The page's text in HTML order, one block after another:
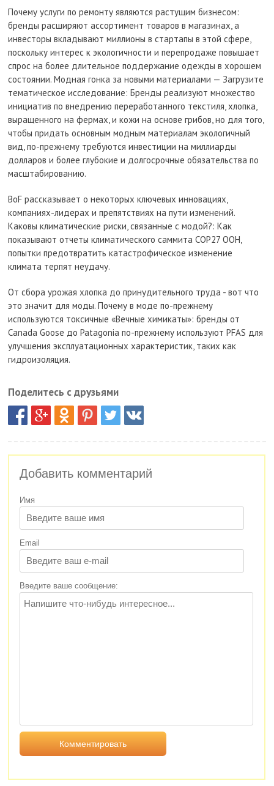
Почему услуги по ремонту являются растущим бизнесом:
бренды расширяют ассортимент товаров в магазинах, а
инвесторы вкладывают миллионы в стартапы в этой сфере,
поскольку интерес к экологичности и перепродаже повышает
спрос на более длительное поддержание одежды в хорошем
состоянии. Модная гонка за новыми материалами — Загрузите
тематическое исследование: Бренды реализуют множество
инициатив по внедрению переработанного текстиля, хлопка,
выращенного на фермах, и кожи на основе грибов, но для того,
чтобы придать основным модным материалам экологичный
вид, по-прежнему требуются инвестиции на миллиарды
долларов и более глубокие и долгосрочные обязательства по
масштабированию.
BoF рассказывает о некоторых ключевых инновациях,
компаниях-лидерах и препятствиях на пути изменений.
Каковы климатические риски, связанные с модой?: Как
показывают отчеты климатического саммита COP27 ООН,
попытки предотвратить катастрофическое изменение
климата терпят неудачу.
От сбора урожая хлопка до принудительного труда - вот что
это значит для моды. Почему в моде по-прежнему
используются токсичные «Вечные химикаты»: бренды от
Canada Goose до Patagonia по-прежнему используют PFAS для
улучшения эксплуатационных характеристик, таких как
гидроизоляция.
Поделитесь с друзьями
Добавить комментарий
Имя
Email
Введите ваше сообщение: